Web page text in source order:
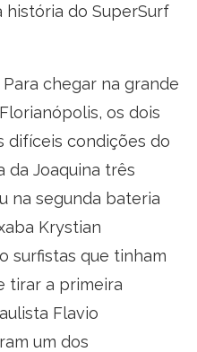
do SuperSurf
Para chegar na grande
os dois
difíceis condições do
da Joaquina três
na segunda bateria
Krystian
surfistas que tinham
tirar a primeira
Flavio
um dos